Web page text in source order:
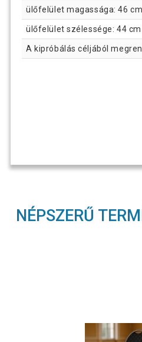
ülőfelület magassága: 46 cm
ülőfelület szélessége: 44 cm
A kipróbálás céljából
NÉPSZERŰ